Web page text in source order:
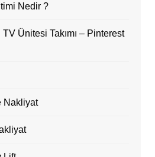
Nedir ?
Ünitesi Takımı – Pinterest
Nakliyat